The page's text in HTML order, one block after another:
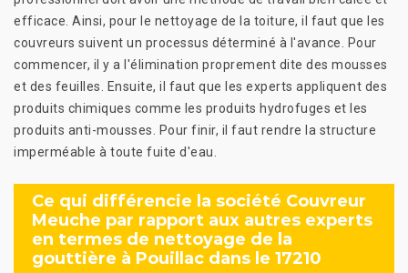
efficace. Ainsi, pour le nettoyage de la toiture, il faut que les
couvreurs suivent un processus déterminé à l'avance. Pour
commencer, il y a l'élimination proprement dite des mousses
et des feuilles. Ensuite, il faut que les experts appliquent des
produits chimiques comme les produits hydrofuges et les
produits anti-mousses. Pour finir, il faut rendre la structure
imperméable à toute fuite d'eau.
Ce qui différencie la société Couvreur
Meuche par rapport aux autres experts
en termes de nettoyage de la
gouttière à Pouillac dans le 17210